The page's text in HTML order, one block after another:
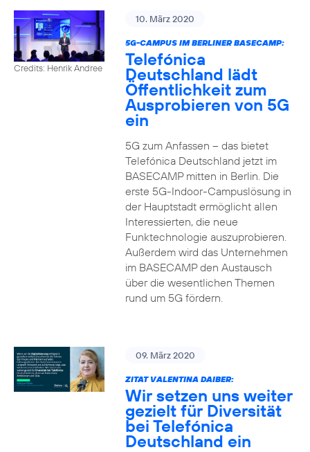
Credits: Henrik Andree
10. März 2020
5G-CAMPUS IM BERLINER BASECAMP:
Telefónica
Deutschland lädt
Öffentlichkeit zum
Ausprobieren von 5G
ein
5G zum Anfassen – das bietet
Telefónica Deutschland jetzt im
BASECAMP mitten in Berlin. Die
erste 5G-Indoor-Campuslösung in
der Hauptstadt ermöglicht allen
Interessierten, die neue
Funktechnologie auszuprobieren.
Außerdem wird das Unternehmen
im BASECAMP den Austausch
über die wesentlichen Themen
rund um 5G fördern.
09. März 2020
ZITAT VALENTINA DAIBER:
Wir setzen uns weiter
gezielt für Diversität
bei Telefónica
Deutschland ein